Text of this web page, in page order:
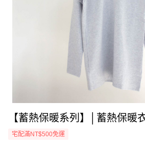
【蓄熱保暖系列】│蓄熱保暖
宅配滿NT$500免運